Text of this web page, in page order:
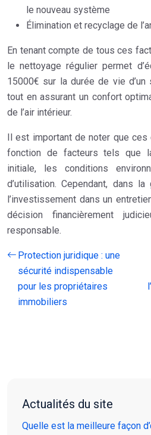
le nouveau système
Élimination et recyclage de
En tenant compte de tous ces
le nettoyage régulier permet
15000€ sur la durée de vie
tout en assurant un confort
de l’air intérieur.
Il est important de noter que
fonction de facteurs tels que
initiale, les conditions
d’utilisation. Cependant, dans
l’investissement dans un
décision financièrement
responsable.
Protection juridique : une
sécurité indispensable
pour les propriétaires
immobiliers
Actualités du site
Quelle est la meilleure façon